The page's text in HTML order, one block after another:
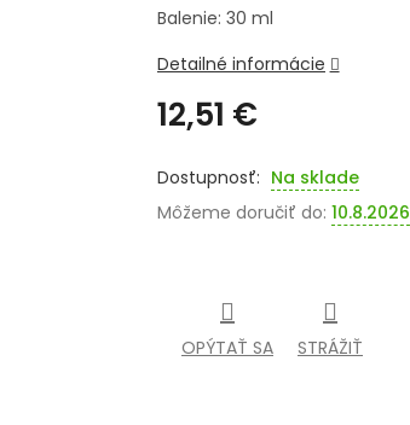
12,51 €
cena:
Na sklade
Môžeme doručiť do: 10.8.2026
Balenie: 30 ml
Detailné informácie
OPÝTAŤ SA STRÁŽIŤ